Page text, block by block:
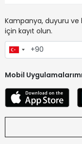
Kampanya, duyuru
için kayıt olun.
Mobil